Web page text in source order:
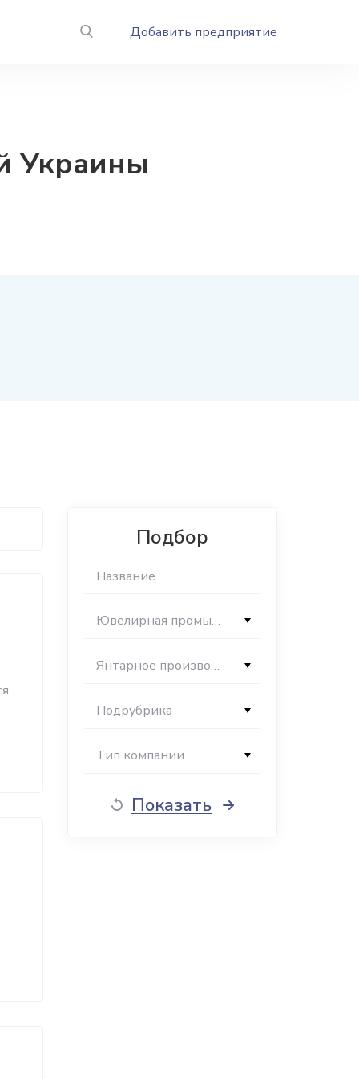
Добавить предприятие
Украины
Подбор
Ювелирная промышленность
Янтарное производство
Подрубрика
Тип компании
Показать